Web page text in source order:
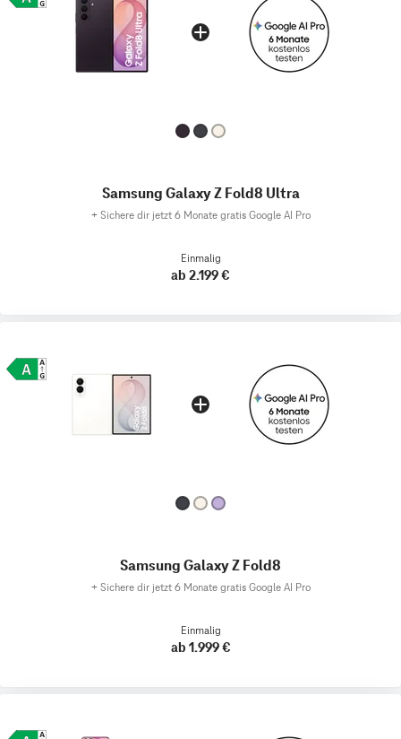
Samsung Galaxy Z Fold8 Ultra
+ Sichere dir jetzt 6 Monate gratis Google AI Pro
Einmalig
ab 2.199 €
Samsung Galaxy Z Fold8
+ Sichere dir jetzt 6 Monate gratis Google AI Pro
Einmalig
ab 1.999 €